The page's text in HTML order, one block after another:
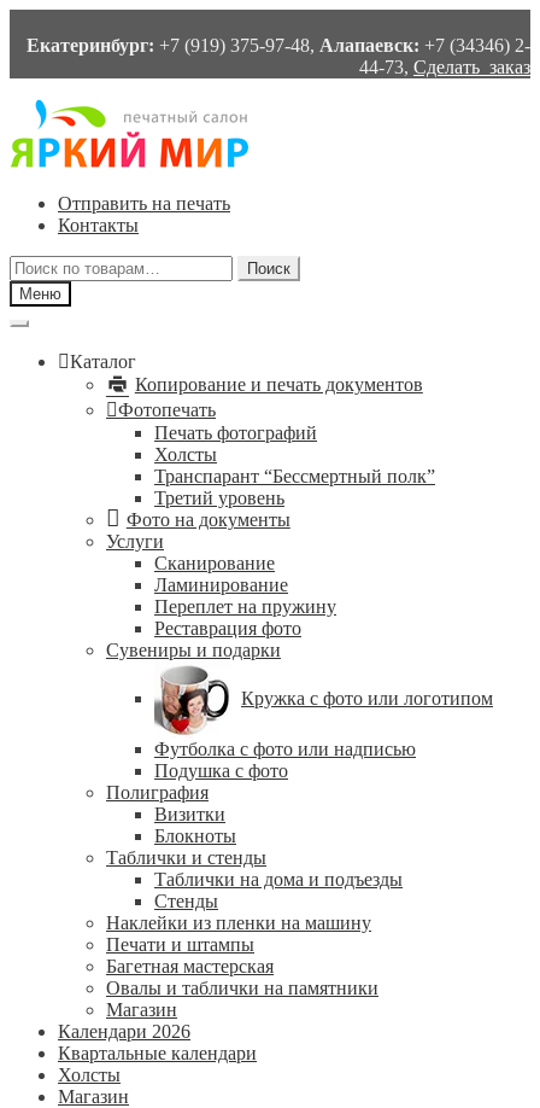
Екатеринбург: +7 (919) 375-97-48, Алапаевск: +7 (34346) 2-
44-73, Сделать заказ
Перейти
навигации
Перейти
содержимому
Отправить на печать
Контакты
Искать:
Поиск
Меню
Каталог
Копирование и печать документов
Фотопечать
Печать фотографий
Холсты
Транспарант “Бессмертный полк”
Третий уровень
Фото на документы
Услуги
Сканирование
Ламинирование
Переплет на пружину
Реставрация фото
Сувениры и подарки
Кружка с фото или логотипом
Футболка с фото или надписью
Подушка с фото
Полиграфия
Визитки
Блокноты
Таблички и стенды
Таблички на дома и подъезды
Стенды
Наклейки из пленки на машину
Печати и штампы
Багетная мастерская
Овалы и таблички на памятники
Магазин
Календари 2026
Квартальные календари
Холсты
Магазин